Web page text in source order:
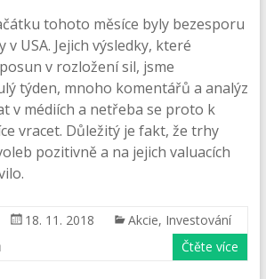
tohoto měsíce byly bezesporu
USA. Jejich výsledky, které
v rozložení sil, jsme
týden, mnoho komentářů a analýz
v médiích a netřeba se proto k
vracet. Důležitý je fakt, že trhy
pozitivně a na jejich valuacích
18. 11. 2018 Akcie, Investování
Čtěte více